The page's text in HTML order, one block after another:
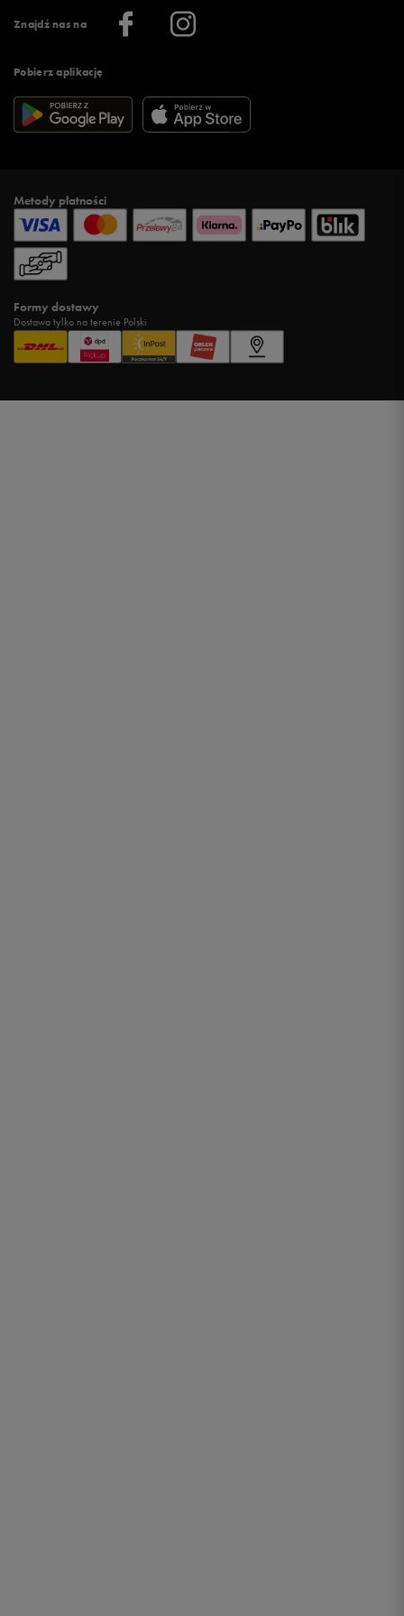
Znajdź nas na
Pobierz aplikację
Więcej regulaminów >
Informacje o firmie
Metody płatności
Formy dostawy
Dostawa tylko na terenie Polski